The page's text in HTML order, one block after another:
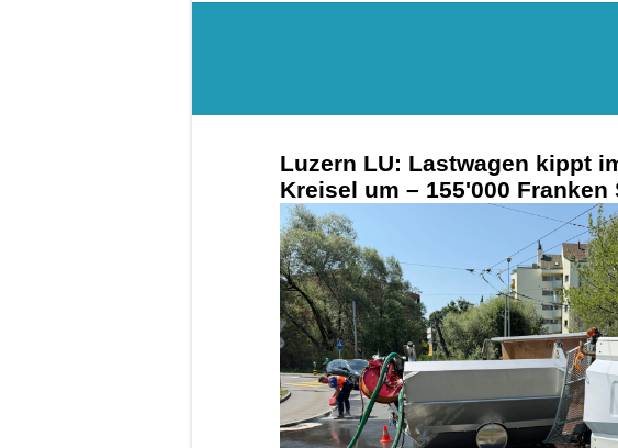
Luzern LU: Lastwagen kippt
Kreisel um – 155'000 Franken